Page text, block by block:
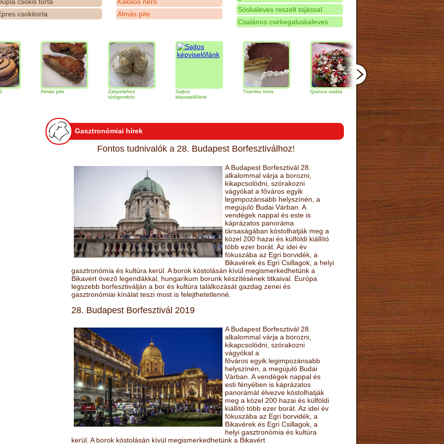
csokitorta
Almás pite
Sóskaleves reszelt tojással
Csalános csirkegaluskaleves
Almás pite
Zabpelyhes
túrógombóc
képviselőfánk
Tiramisu torta Quinoa saláta Mandulás kifli
narancs
Gasztronómiai hírek
Fontos tudnivalók a 28. Budapest Borfesztiválhoz!
A Budapest Borfesztivál 28.
alkalommal várja a borozni,
kikapcsolódni, szórakozni
vágyókat a főváros egyik
legimpozánsabb helyszínén, a
megújuló Budai Várban. A
vendégek nappal és este is
káprázatos panoráma
társaságában kóstolhatják meg a
közel 200 hazai és külföldi kiállító
több ezer borát. Az idei év
fókuszába az Egri borvidék, a
Bikavérek és Egri Csillagok, a helyi
gasztronómia és kultúra kerül. A borok kóstolásán kívül megismerkedhetünk a
Bikavért övező legendákkal, hungarikum borunk készítésének titkaival. Európa
legszebb borfesztiválján a bor és kultúra találkozását gazdag zenei és
gasztronómiai kínálat teszi most is felejthetetlenné.
28. Budapest Borfesztivál 2019
A Budapest Borfesztivál 28.
alkalommal várja a borozni,
kikapcsolódni, szórakozni
vágyókat a
főváros egyik legimpozánsabb
helyszínén, a megújuló Budai
Várban. A vendégek nappal és
esti fényében is káprázatos
panorámát élvezve kóstolhatják
meg a közel 200 hazai és külföldi
kiállító több ezer borát. Az idei év
fókuszába az Egri borvidék, a
Bikavérek és Egri Csillagok, a
helyi gasztronómia és kultúra
kerül. A borok kóstolásán kívül megismerkedhetünk a Bikavért